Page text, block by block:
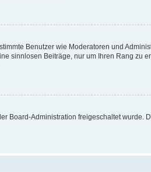
Benutzer wie Moderatoren und
sinnlosen Beiträge, nur um Ihren Rang zu
Board-Administration freigeschaltet wurde.